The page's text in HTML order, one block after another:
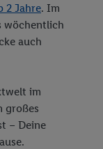
2 Jahre. Im
wöchentlich
auch
im
großes
– Deine
Aufdeckung
und Anzeige
anhand
des
der
für digitales